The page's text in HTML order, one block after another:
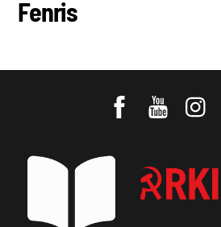
Fenris